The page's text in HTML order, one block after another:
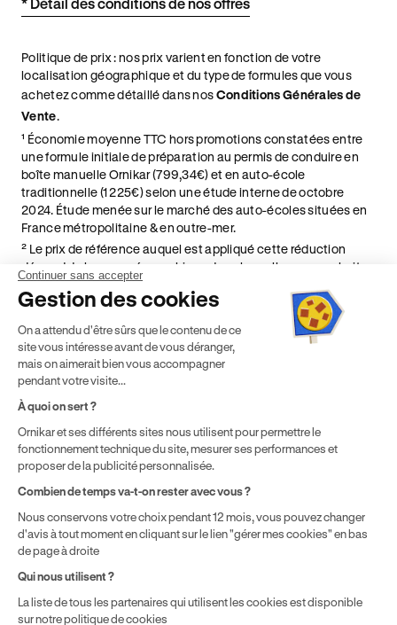
Politique de prix : nos prix varient en fonction de votre
localisation géographique et du type de formules que vous
achetez comme détaillé dans nosConditions Générales de
Vente.
¹ Économie moyenne TTC hors promotions constatées entre
une formule initiale de préparation au permis de conduire en
boîte manuelle Ornikar (799,34€) et en auto-école
traditionnelle (1 225€) selon une étude interne de octobre
2024. Étude menée sur le marché des auto-écoles situées en
France métropolitaine & en outre-mer.
² Le prix de référence auquel est appliqué cette réduction
dépend de la zone géographique dans laquelle vous souhaitez
effectuer vos heures de conduite conformément à l'Article 6
de nos Conditions Générales de Vente
⁵ Montant du financement CPF variable selon les droits acquis
par chaque bénéficiaire. Exemple donné pour un titulaire
disposant de 500 € de droits CPF. Le reste à charge dépend du
solde disponible sur le Compte Personnel de Formation et du
Continuer sans accepter
Gestion des cookies
On a attendu d'être sûrs que le contenu de ce
site vous intéresse avant de vous déranger,
mais on aimerait bien vous accompagner
pendant votre visite...
À quoi on sert ?
Ornikar et ses différents sites nous utilisent pour permettre le
fonctionnement technique du site, mesurer ses performances et
proposer de la publicité personnalisée.
Combien de temps va-t-on rester avec vous ?
Nous conservons votre choix pendant 12 mois, vous pouvez changer
d'avis à tout moment en cliquant sur le lien "gérer mes cookies" en bas
de page à droite
Qui nous utilisent ?
La liste de tous les partenaires qui utilisent les cookies est disponible
sur notre politique de cookies